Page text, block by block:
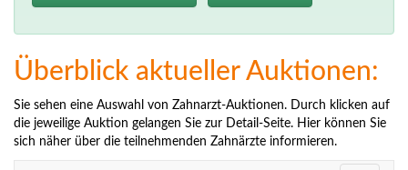
Überblick aktueller Auktionen:
Sie sehen eine Auswahl von Zahnarzt-Auktionen. Durch klicken auf
die jeweilige Auktion gelangen Sie zur Detail-Seite. Hier können Sie
sich näher über die teilnehmenden Zahnärzte informieren.